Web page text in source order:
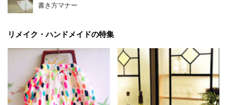
書き方マナー
リメイク・ハンドメイドの特集